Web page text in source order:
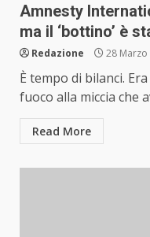
Amnesty
ma il ‘bottino’ è
Redazione 28 Marzo
È tempo di bilanci.
fuoco alla miccia che
Read More